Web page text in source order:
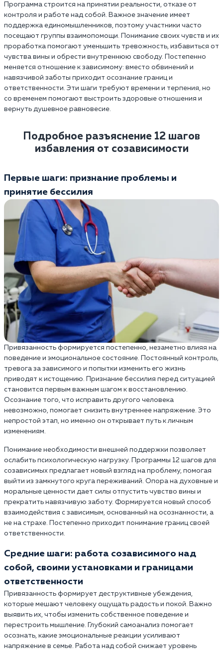
Программа строится на принятии реальности, отказе от
контроля и работе над собой. Важное значение имеет
поддержка единомышленников, поэтому участники часто
посещают группы взаимопомощи. Понимание своих чувств и их
проработка помогают уменьшить тревожность, избавиться от
чувства вины и обрести внутреннюю свободу. Постепенно
меняется отношение к зависимому: вместо обвинений и
навязчивой заботы приходит осознание границ и
ответственности. Эти шаги требуют времени и терпения, но
со временем помогают выстроить здоровые отношения и
вернуть душевное равновесие.
Подробное разъяснение 12 шагов
избавления от созависимости
Первые шаги: признание проблемы и
принятие бессилия
Привязанность формируется постепенно, незаметно влияя на
поведение и эмоциональное состояние. Постоянный контроль,
тревога за зависимого и попытки изменить его жизнь
приводят к истощению. Признание бессилия перед ситуацией
становится первым важным шагом к восстановлению.
Осознание того, что исправить другого человека
невозможно, помогает снизить внутреннее напряжение. Это
непростой этап, но именно он открывает путь к личным
изменениям.
Понимание необходимости внешней поддержки позволяет
ослабить психологическую нагрузку. Программы 12 шагов для
созависимых предлагает новый взгляд на проблему, помогая
выйти из замкнутого круга переживаний. Опора на духовные и
моральные ценности дает силы отпустить чувство вины и
прекратить навязчивую заботу. Формируется новый способ
взаимодействия с зависимым, основанный на осознанности, а
не на страхе. Постепенно приходит понимание границ своей
ответственности.
Средние шаги: работа созависимого над
собой, своими установками и границами
ответственности
Привязанность формирует деструктивные убеждения,
которые мешают человеку ощущать радость и покой. Важно
выявить их, чтобы изменить собственное поведение и
перестроить мышление. Глубокий самоанализ помогает
осознать, какие эмоциональные реакции усиливают
напряжение в семье. Работа над собой снижает уровень